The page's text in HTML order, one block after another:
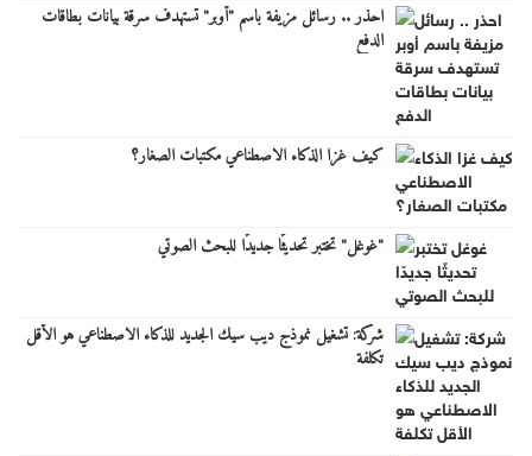
احذر .. رسائل مزيفة باسم "أوبر" تستهدف سرقة بيانات بطاقات
الدفع
كيف غزا الذكاء الاصطناعي مكتبات الصغار؟
"غوغل" تختبر تحديثًا جديدًا للبحث الصوتي
شركة: تشغيل نموذج ديب سيك الجديد للذكاء الاصطناعي هو الأقل
تكلفة